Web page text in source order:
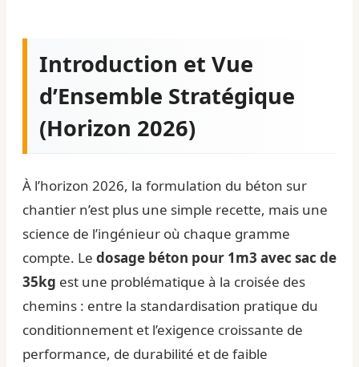
Introduction et Vue
d’Ensemble Stratégique
(Horizon 2026)
À l’horizon 2026, la formulation du béton sur
chantier n’est plus une simple recette, mais une
science de l’ingénieur où chaque gramme
compte. Le dosage béton pour 1m3 avec sac de
35kg est une problématique à la croisée des
chemins : entre la standardisation pratique du
conditionnement et l’exigence croissante de
performance, de durabilité et de faible